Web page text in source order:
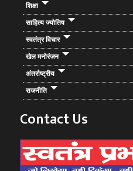
शिक्षा
साहित्य ज्योतिष
स्वतंत्र विचार
खेल मनोरंजन
अंतर्राष्ट्रीय
राजनीति
Contact Us